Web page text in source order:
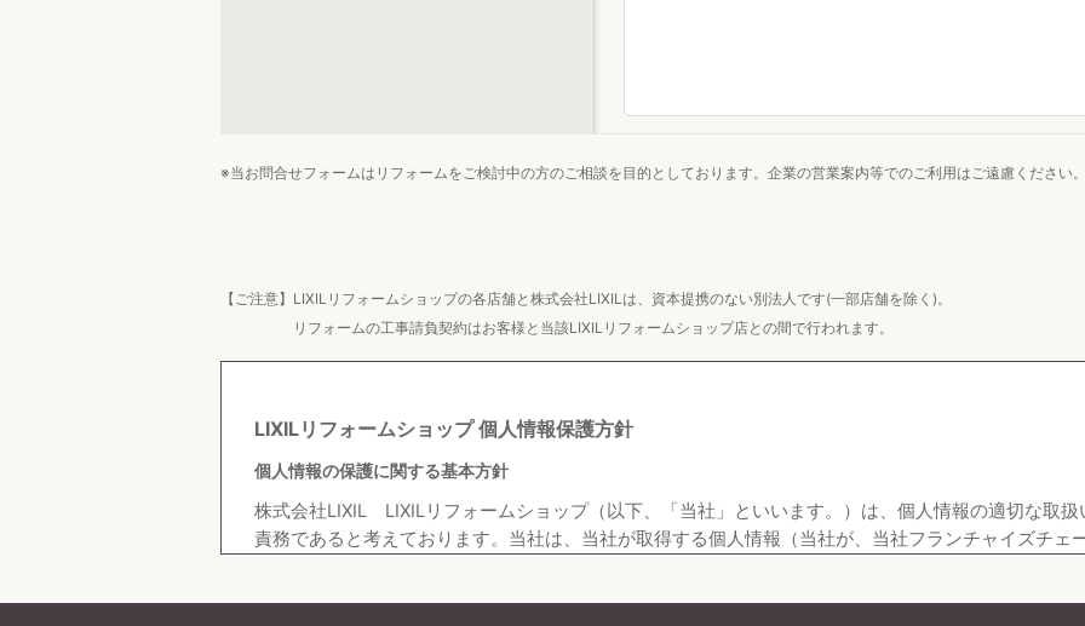
※当お問合せフォームはリフォームをご検討中の方のご相談を目的としております。企業の営業案内等でのご利用はご遠慮ください
【ご注意】 LIXILリフォームショップの各店舗と株式会社LIXILは、資本提携のない別法人です(一部店舗を除く)。
リフォームの工事請負契約はお客様と当該LIXILリフォームショップ店との間で行われます。
LIXILリフォームショップ 個人情報保護方針
個人情報の保護に関する基本方針
株式会社LIXIL LIXILリフォームショップ（以下、「当社」といいます。）は、個人情報の適切な取
責務であると考えております。当社は、当社が取得する個人情報（当社が、当社フランチャイズチェ